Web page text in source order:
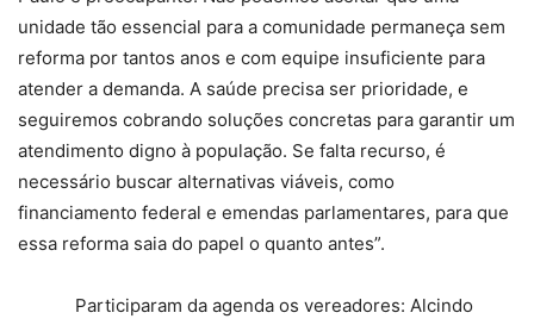
unidade tão essencial para a comunidade permaneça sem
reforma por tantos anos e com equipe insuficiente para
atender a demanda. A saúde precisa ser prioridade, e
seguiremos cobrando soluções concretas para garantir um
atendimento digno à população. Se falta recurso, é
necessário buscar alternativas viáveis, como
financiamento federal e emendas parlamentares, para que
essa reforma saia do papel o quanto antes”.
Participaram da agenda os vereadores: Alcindo